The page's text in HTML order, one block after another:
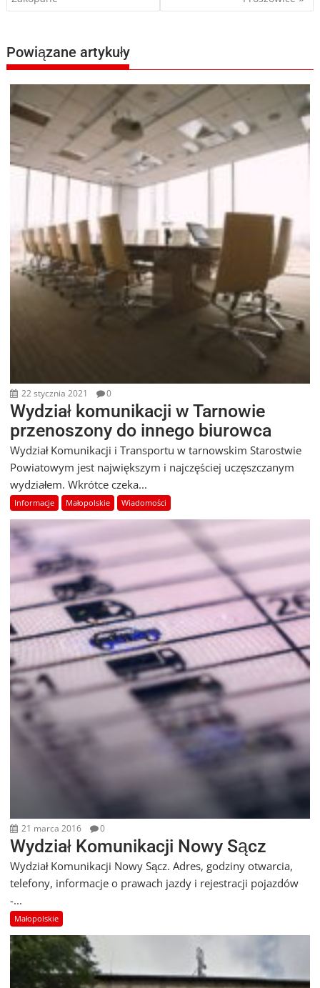
wpisu
Powiązane artykuły
22 stycznia 2021 0
Wydział komunikacji w Tarnowie
przenoszony do innego biurowca
Wydział Komunikacji i Transportu w tarnowskim Starostwie
Powiatowym jest największym i najczęściej uczęszczanym
wydziałem. Wkrótce czeka...
Informacje Małopolskie Wiadomości
21 marca 2016 0
Wydział Komunikacji Nowy Sącz
Wydział Komunikacji Nowy Sącz. Adres, godziny otwarcia,
telefony, informacje o prawach jazdy i rejestracji pojazdów
-...
Małopolskie